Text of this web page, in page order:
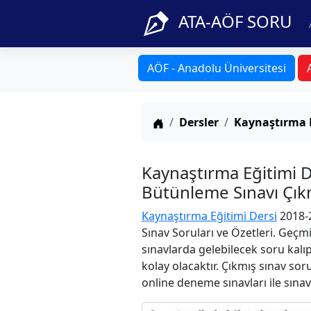
ATA-AÖF SORU
AÖF - Anadolu Üniversitesi
Anasayfa
Dersler
Kaynaştırma Eğitimi
Bütünleme Sınavı
Kaynaştırma Eğitimi Dersi 2018-
Sınav Soruları ve Özetleri.
sınavlarda gelebilecek soru
kolay olacaktır. Çıkmış sınav
online deneme sınavları ile